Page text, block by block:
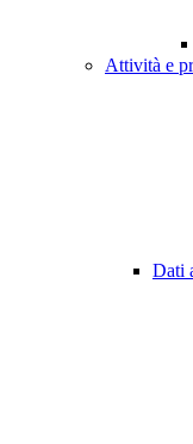
Attività e
Dati